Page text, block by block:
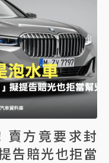
賣方竟要求封
告賠光也拒當